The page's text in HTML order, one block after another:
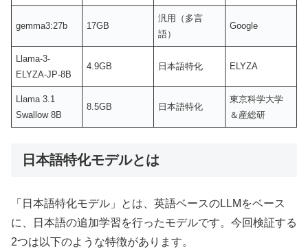
gemma3:27b 17GB
汎用（多言
語）
Google
Llama-3-
ELYZA-JP-8B
4.9GB 日本語特化 ELYZA
Llama 3.1
Swallow 8B
8.5GB 日本語特化
東京科学大学
＆産総研
日本語特化モデルとは
「日本語特化モデル」とは、英語ベースのLLMをベース
に、日本語の追加学習を行ったモデルです。今回検証する
2つは以下のような特徴があります。